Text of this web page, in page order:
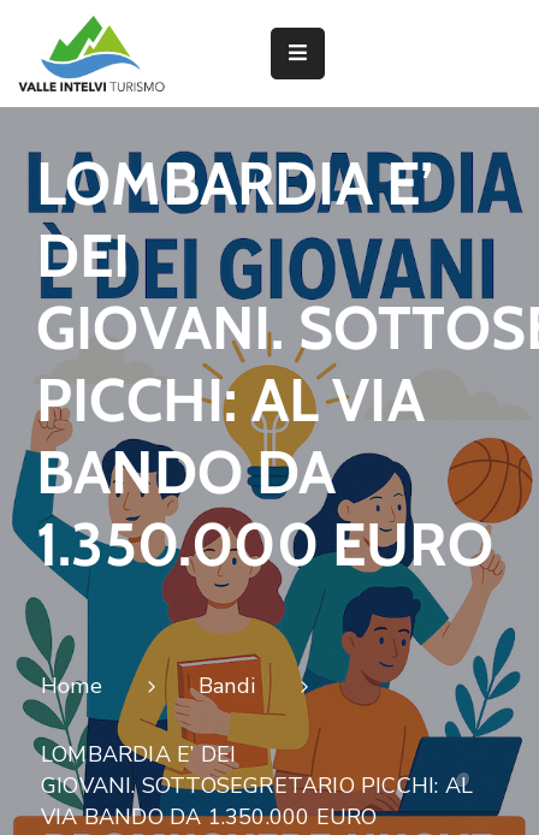
Interventi
PNRR
Attività
Borghi
Lavorano
con
Dicono
dei
Borghi
PNRR
Borghi
LOMBARDIA E’
DEI
GIOVANI.
PICCHI: AL VIA
BANDO DA
1.350.000 EURO
Home Bandi
LOMBARDIA E’ DEI
GIOVANI. SOTTOSEGRETARIO PICCHI: AL
VIA BANDO DA 1.350.000 EURO